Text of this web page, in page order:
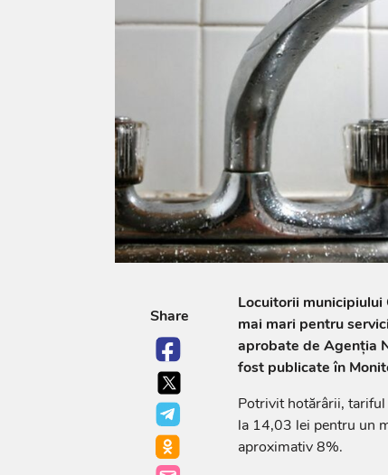
Share
Locuitorii municipiului
mai mari pentru
aprobate de Agenția
fost publicate în
Potrivit hotărârii,
la 14,03 lei pentru un
aproximativ 8%.